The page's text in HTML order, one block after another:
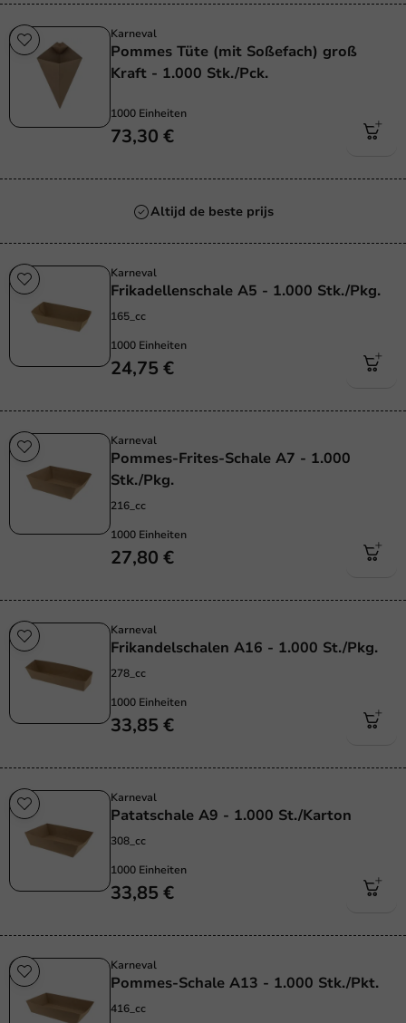
Karneval
Pommes Tüte (mit Soßefach) groß
Kraft - 1.000 Stk./Pck.
1000 Einheiten
73,30 €
Altijd de beste prijs
Karneval
Frikadellenschale A5 - 1.000 Stk./Pkg.
165_cc
1000 Einheiten
24,75 €
Karneval
Pommes-Frites-Schale A7 - 1.000
Stk./Pkg.
216_cc
1000 Einheiten
27,80 €
Karneval
Frikandelschalen A16 - 1.000 St./Pkg.
278_cc
1000 Einheiten
33,85 €
Karneval
Patatschale A9 - 1.000 St./Karton
308_cc
1000 Einheiten
33,85 €
Karneval
Pommes-Schale A13 - 1.000 Stk./Pkt.
416_cc